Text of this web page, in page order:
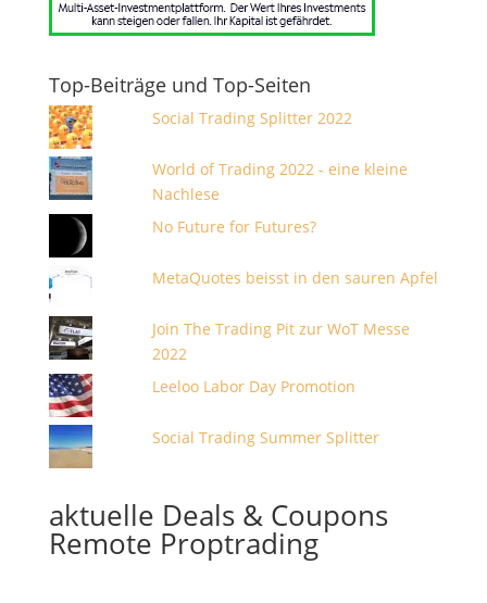
Top-Beiträge und Top-Seiten
Social Trading Splitter 2022
World of Trading 2022 - eine kleine
Nachlese
No Future for Futures?
MetaQuotes beisst in den sauren Apfel
Join The Trading Pit zur WoT Messe
2022
Leeloo Labor Day Promotion
Social Trading Summer Splitter
aktuelle Deals & Coupons
Remote Proptrading